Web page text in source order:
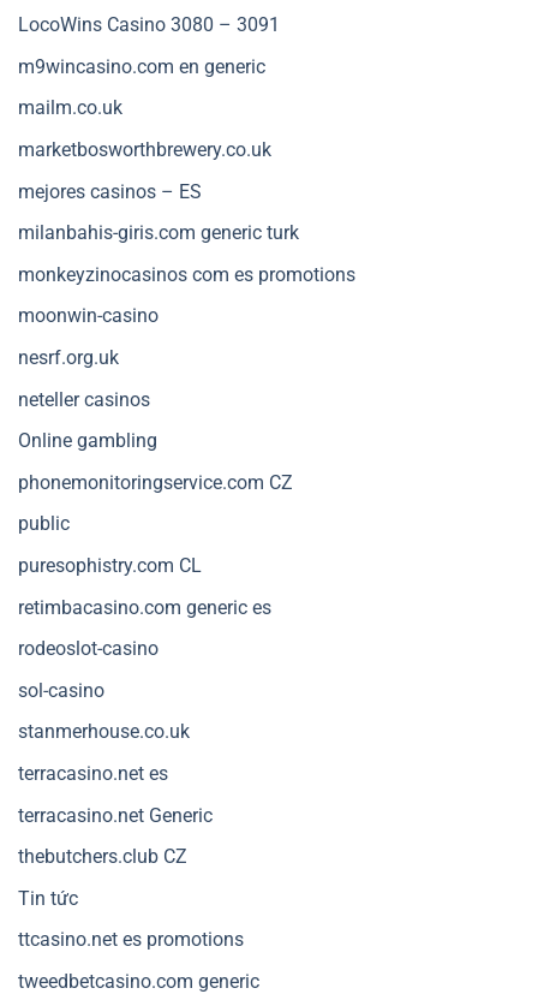
LocoWins Casino 3080 – 3091
m9wincasino.com en generic
mailm.co.uk
marketbosworthbrewery.co.uk
mejores casinos – ES
milanbahis-giris.com generic turk
monkeyzinocasinos com es promotions
moonwin-casino
nesrf.org.uk
neteller casinos
Online gambling
phonemonitoringservice.com CZ
public
puresophistry.com CL
retimbacasino.com generic es
rodeoslot-casino
sol-casino
stanmerhouse.co.uk
terracasino.net es
terracasino.net Generic
thebutchers.club CZ
Tin tức
ttcasino.net es promotions
tweedbetcasino.com generic